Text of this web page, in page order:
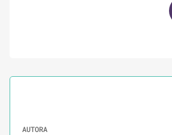
Minha experiência em uma
Como abordar a justiça
AUTORA